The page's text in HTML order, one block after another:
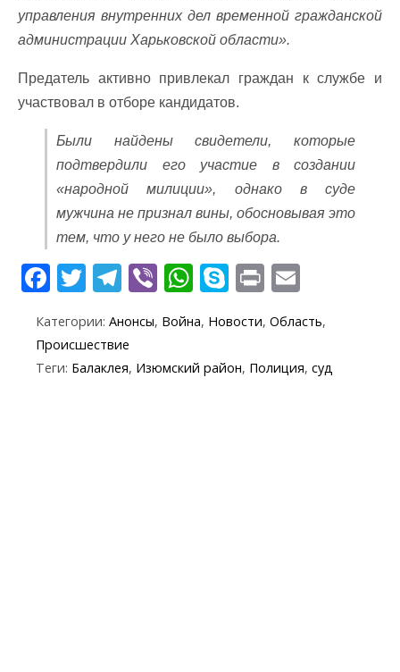
управления внутренних дел временной гражданской
администрации Харьковской области».
Предатель активно привлекал граждан к службе и
участвовал в отборе кандидатов.
Были найдены свидетели, которые
подтвердили его участие в создании
«народной милиции», однако в суде
мужчина не признал вины, обосновывая это
тем, что у него не было выбора.
F
e
b
T
itt
er
T
e
gr
Vi
er
W
at
s
S
y
p
Pr
in
t ai
l
Категории: Анонсы, Война, Новости, Область,
Происшествие
Теги: Балаклея, Изюмский район, Полиция, суд